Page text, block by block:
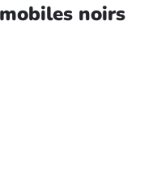
noirs